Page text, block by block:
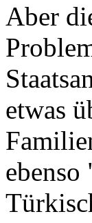
Aber
etwas
ebenso